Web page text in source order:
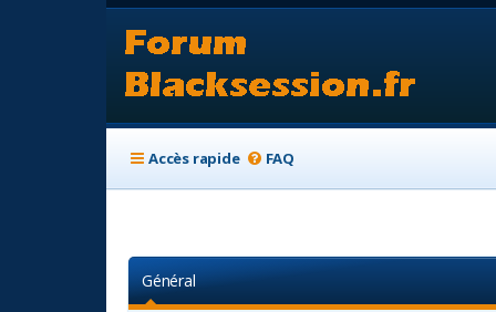
Accès rapide FAQ
Général